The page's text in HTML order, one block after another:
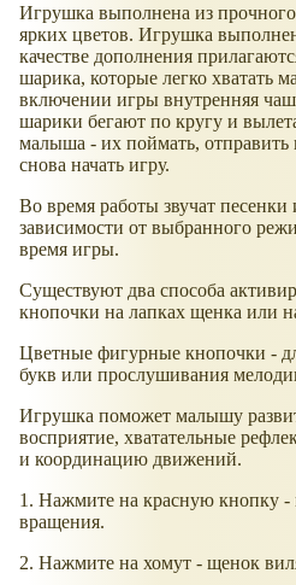
Игрушка выполнена из прочного
ярких цветов. Игрушка
качестве дополнения
шарика, которые легко хватать
включении игры внутренняя
шарики бегают по кругу и
малыша - их поймать, отправить
снова начать игру.
Во время работы звучат
зависимости от выбранного
время игры.
Существуют два способа
кнопочки на лапках щенка или
Цветные фигурные кнопочки -
букв или прослушивания
Игрушка поможет малышу
восприятие, хватательные
и координацию движений.
1. Нажмите на красную кнопку -
вращения.
2. Нажмите на хомут - щенок